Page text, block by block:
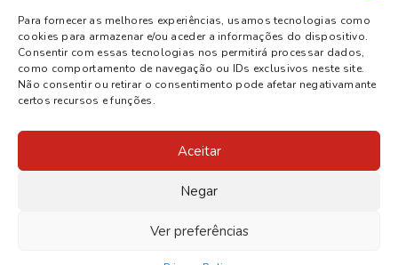
Para fornecer as melhores experiências, usamos tecnologias como
cookies para armazenar e/ou aceder a informações do dispositivo.
Consentir com essas tecnologias nos permitirá processar dados,
como comportamento de navegação ou IDs exclusivos neste site.
Não consentir ou retirar o consentimento pode afetar negativamante
certos recursos e funções.
Aceitar
Negar
Ver preferências
Other informations
Privacy Policy
Terms and Conditions
SITE.PT